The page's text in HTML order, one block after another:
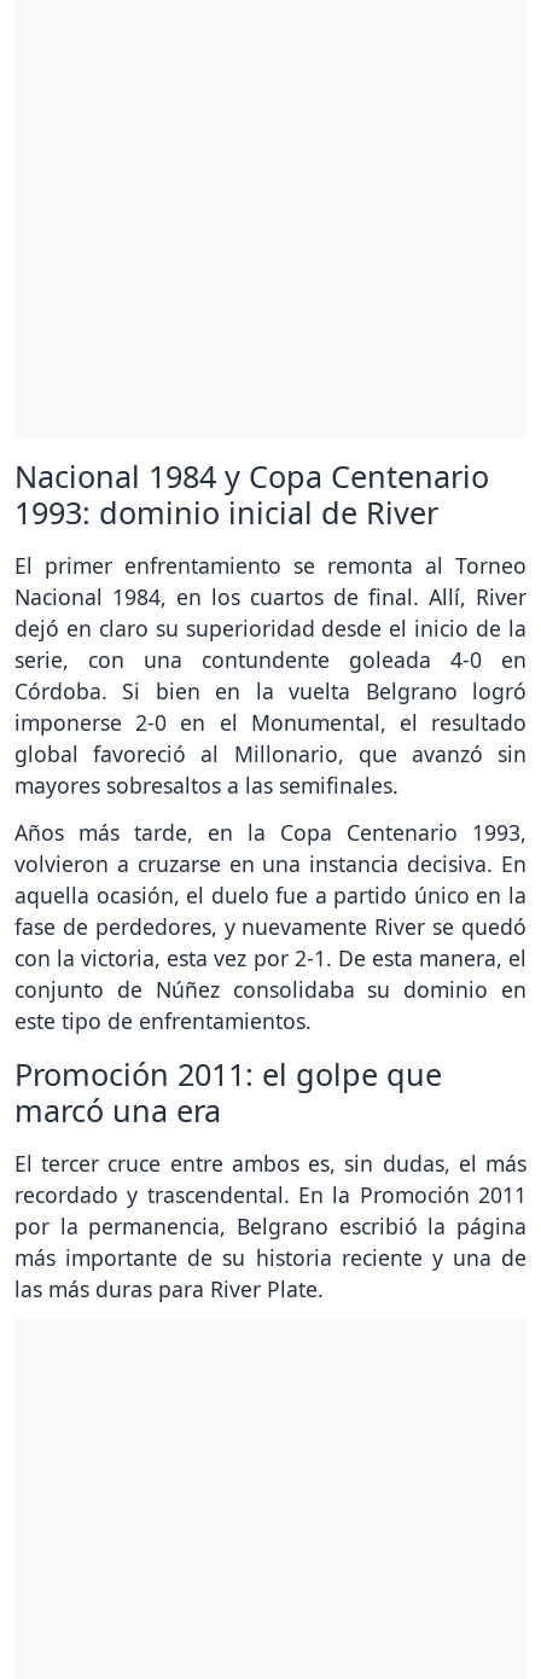
Nacional 1984 y Copa Centenario
1993: dominio inicial de River
El primer enfrentamiento se remonta al Torneo
Nacional 1984, en los cuartos de final. Allí, River
dejó en claro su superioridad desde el inicio de la
serie, con una contundente goleada 4-0 en
Córdoba. Si bien en la vuelta Belgrano logró
imponerse 2-0 en el Monumental, el resultado
global favoreció al Millonario, que avanzó sin
mayores sobresaltos a las semifinales.
Años más tarde, en la Copa Centenario 1993,
volvieron a cruzarse en una instancia decisiva. En
aquella ocasión, el duelo fue a partido único en la
fase de perdedores, y nuevamente River se quedó
con la victoria, esta vez por 2-1. De esta manera, el
conjunto de Núñez consolidaba su dominio en
este tipo de enfrentamientos.
Promoción 2011: el golpe que
marcó una era
El tercer cruce entre ambos es, sin dudas, el más
recordado y trascendental. En la Promoción 2011
por la permanencia, Belgrano escribió la página
más importante de su historia reciente y una de
las más duras para River Plate.